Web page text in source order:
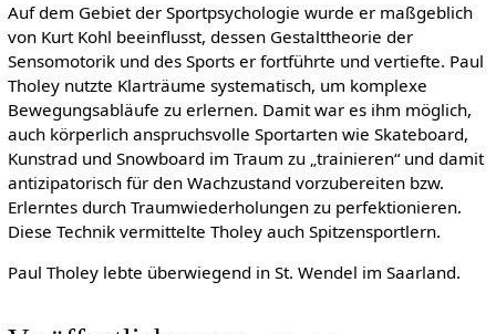
Auf dem Gebiet der Sportpsychologie wurde er maßgeblich
von Kurt Kohl beeinflusst, dessen Gestalttheorie der
Sensomotorik und des Sports er fortführte und vertiefte. Paul
Tholey nutzte Klarträume systematisch, um komplexe
Bewegungsabläufe zu erlernen. Damit war es ihm möglich,
auch körperlich anspruchsvolle Sportarten wie Skateboard,
Kunstrad und Snowboard im Traum zu „trainieren“ und damit
antizipatorisch für den Wachzustand vorzubereiten bzw.
Erlerntes durch Traumwiederholungen zu perfektionieren.
Diese Technik vermittelte Tholey auch Spitzensportlern.
Paul Tholey lebte überwiegend in St. Wendel im Saarland.